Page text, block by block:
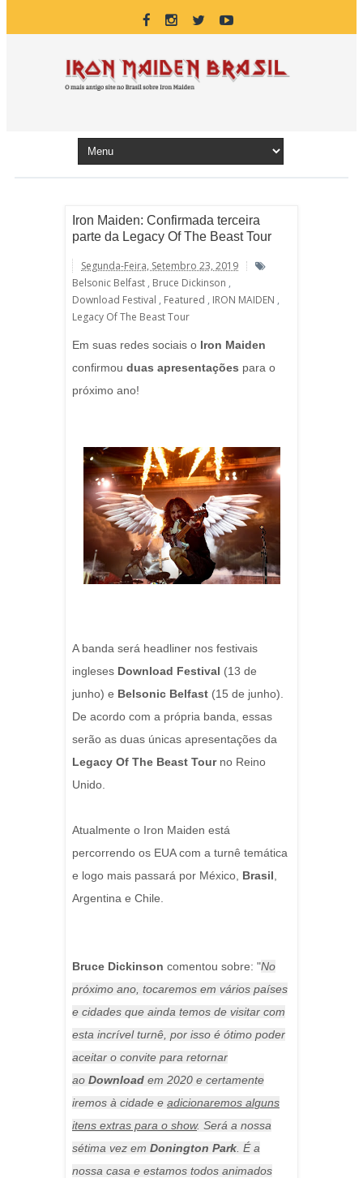
Iron Maiden: Confirmada terceira
parte da Legacy Of The Beast Tour
Segunda-Feira, Setembro 23, 2019
Belsonic Belfast , Bruce Dickinson ,
Download Festival , Featured , IRON MAIDEN ,
Legacy Of The Beast Tour
Em suas redes sociais o Iron Maiden
confirmou duas apresentações para o
próximo ano!
A banda será headliner nos festivais
ingleses Download Festival (13 de
junho) e Belsonic Belfast (15 de junho).
De acordo com a própria banda, essas
serão as duas únicas apresentações da
Legacy Of The Beast Tourno Reino
Unido.
Atualmente o Iron Maiden está
percorrendo os EUA com a turnê temática
e logo mais passará por México, Brasil
Argentina e Chile.
Bruce Dickinson comentou sobre: "No
próximo ano, tocaremos em vários países
e cidades que ainda temos de visitar com
esta incrível turnê, por isso é ótimo poder
aceitar o convite para retornar
ao Download em 2020 e certamente
iremos à cidade e adicionaremos alguns
itens extras para o show. Será a nossa
sétima vez em Donington Park . É a
nossa casa e estamos todos animados